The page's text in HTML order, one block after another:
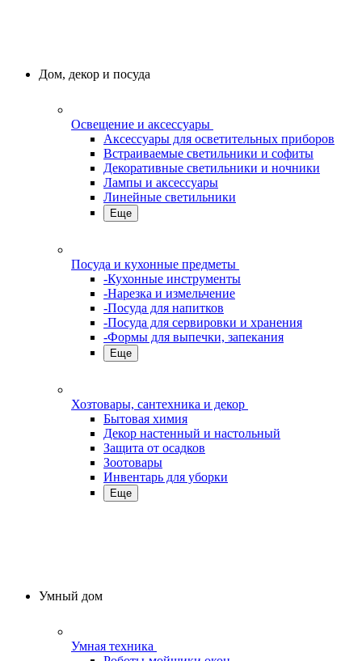
Дом, декор и посуда
Освещение и аксессуары
Аксессуары для осветительных приборов
Встраиваемые светильники и софиты
Декоративные светильники и ночники
Лампы и аксессуары
Линейные светильники
Еще
Посуда и кухонные предметы
-Кухонные инструменты
-Нарезка и измельчение
-Посуда для напитков
-Посуда для сервировки и хранения
-Формы для выпечки, запекания
Еще
Хозтовары, сантехника и декор
Бытовая химия
Декор настенный и настольный
Защита от осадков
Зоотовары
Инвентарь для уборки
Еще
Умный дом
Умная техника